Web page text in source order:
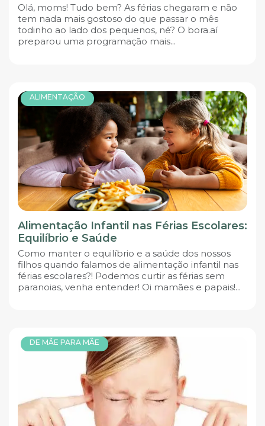
Olá, moms! Tudo bem? As férias chegaram e não
tem nada mais gostoso do que passar o mês
todinho ao lado dos pequenos, né? O bora.aí
preparou uma programação mais...
ALIMENTAÇÃO
Alimentação Infantil nas Férias Escolares:
Equilíbrio e Saúde
Como manter o equilíbrio e a saúde dos nossos
filhos quando falamos de alimentação infantil nas
férias escolares?! Podemos curtir as férias sem
paranoias, venha entender! Oi mamães e papais!...
DE MÃE PARA MÃE